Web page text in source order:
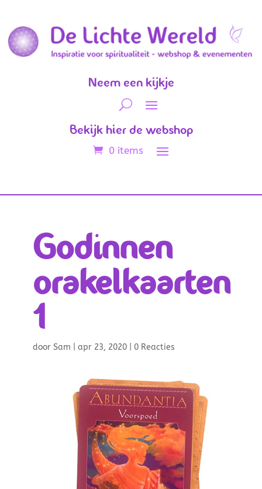
Neem een kijkje
Bekijk hier de webshop
0 items
Godinnen
orakelkaarten
1
door Sam apr 23, 2020| 0 Reacties